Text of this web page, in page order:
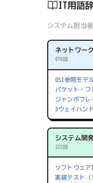
IT用語
システム担当
ネットワー
670語
OSI参照モデ
パケット・
ジャンボフレ
3ウェイハン
システム開
222語
ソフトウェ
実装テスト（